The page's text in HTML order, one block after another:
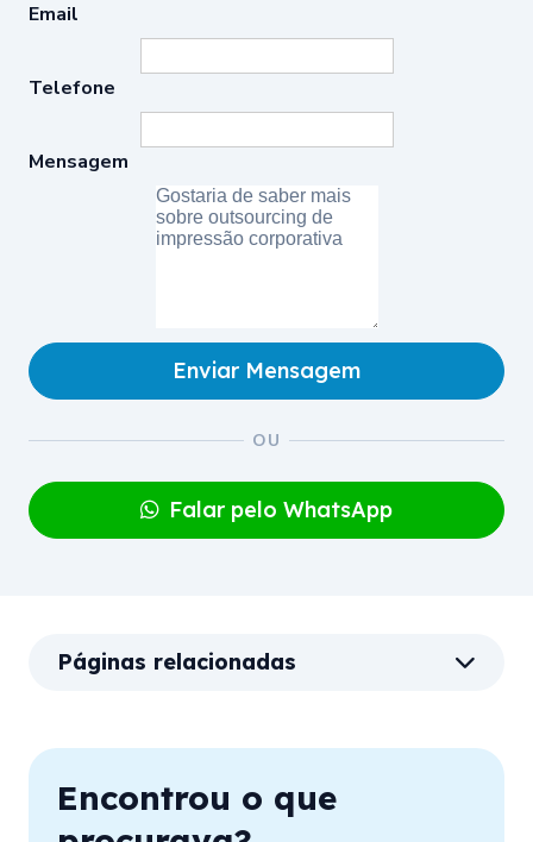
Email
Telefone
Mensagem
Enviar Mensagem
Falar pelo WhatsApp
Páginas relacionadas
Encontrou o que